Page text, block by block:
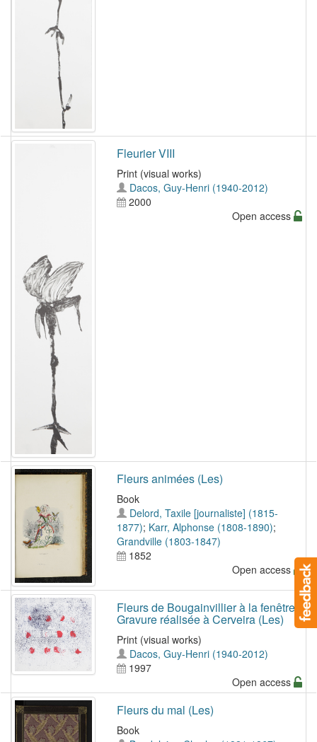
Fleurier VIII
Print (visual works)
Dacos, Guy-Henri (1940-2012)
2000
Open access
Fleurs animées (Les)
Book
Delord, Taxile [journaliste] (1815-
1877); Karr, Alphonse (1808-1890);
Grandville (1803-1847)
1852
Open access
Fleurs de Bougainvillier à la fenêtre.
Gravure réalisée à Cerveira (Les)
Print (visual works)
Dacos, Guy-Henri (1940-2012)
1997
Open access
Fleurs du mal (Les)
Book